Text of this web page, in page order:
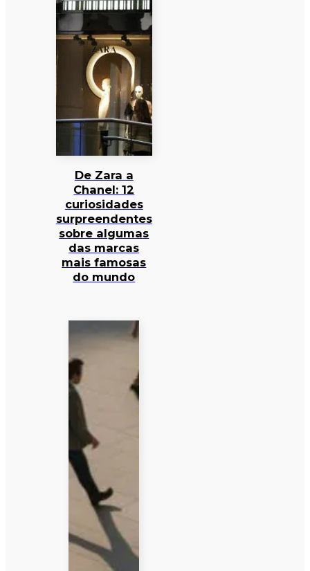
De Zara a
Chanel: 12
curiosidades
surpreendentes
sobre algumas
das marcas
mais famosas
do mundo